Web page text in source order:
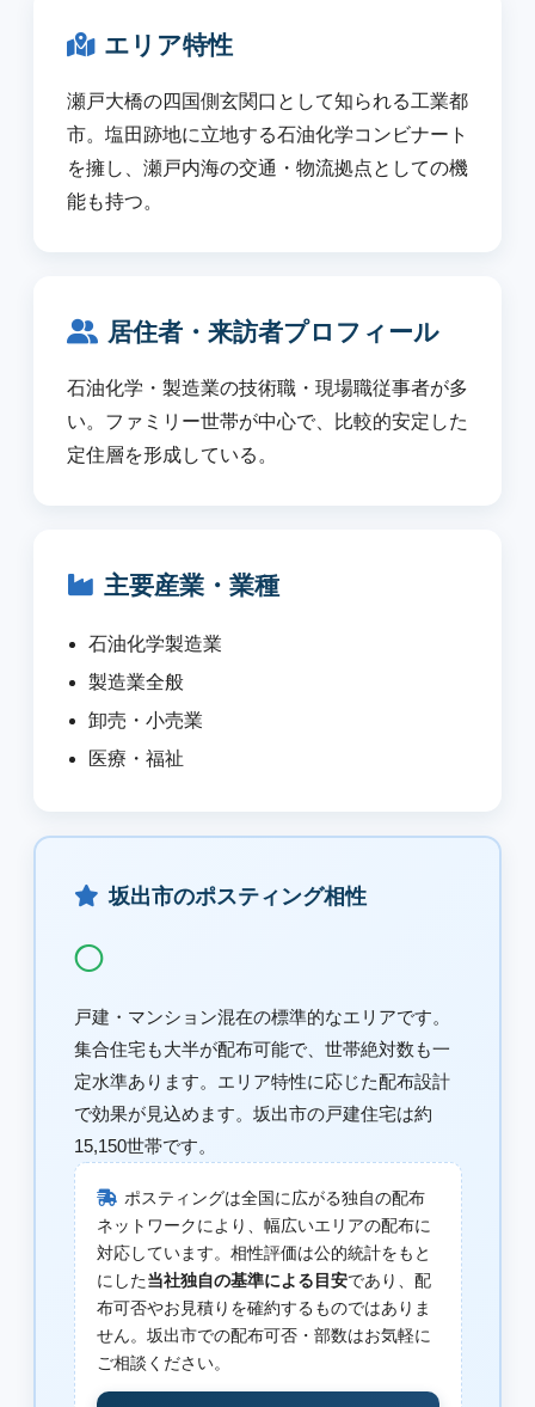
エリア特性
瀬戸大橋の四国側玄関口として知られる工業都
市。塩田跡地に立地する石油化学コンビナート
を擁し、瀬戸内海の交通・物流拠点としての機
能も持つ。
居住者・来訪者プロフィール
石油化学・製造業の技術職・現場職従事者が多
い。ファミリー世帯が中心で、比較的安定した
定住層を形成している。
主要産業・業種
石油化学製造業
製造業全般
卸売・小売業
医療・福祉
坂出市のポスティング相性
◯
戸建・マンション混在の標準的なエリアです。
集合住宅も大半が配布可能で、世帯絶対数も一
定水準あります。エリア特性に応じた配布設計
で効果が見込めます。坂出市の戸建住宅は約
15,150世帯です。
ポスティングは全国に広がる独自の配布
ネットワークにより、幅広いエリアの配布に
対応しています。相性評価は公的統計をもと
にした当社独自の基準による目安であり、配
布可否やお見積りを確約するものではありま
せん。坂出市での配布可否・部数はお気軽に
ご相談ください。